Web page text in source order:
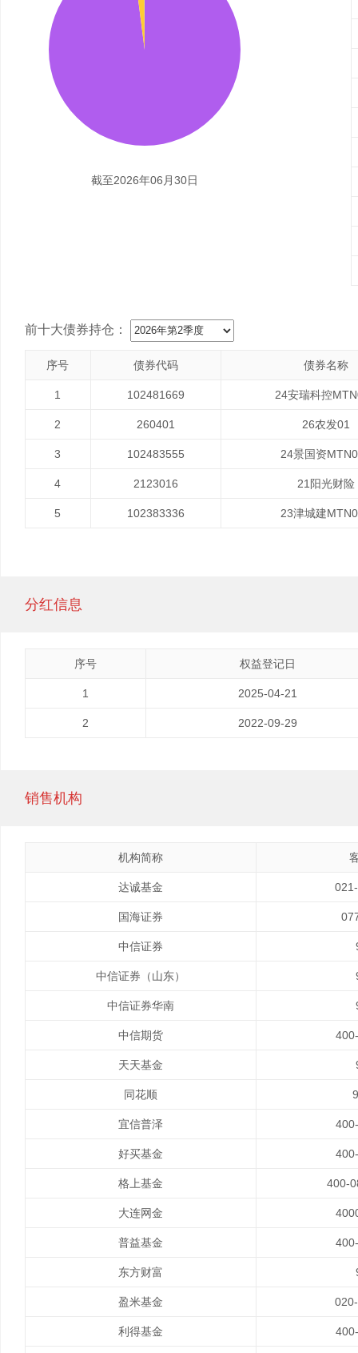
截至2026年06月30日
前十大债券持仓：
序号 债券代码 债券名称
1 102481669 24安瑞科控
2 260401 26农发01
3 102483555 24景国资
4 2123016 21阳光财险
5 102383336 23津城建
分红信息
序号 权益登记日
1 2025-04-21
2 2022-09-29
销售机构
机构简称
达诚基金
国海证券
中信证券
中信证券（山东）
中信证券华南
中信期货
天天基金
同花顺
宜信普泽
好买基金
格上基金 400-
大连网金
普益基金
东方财富
盈米基金
利得基金